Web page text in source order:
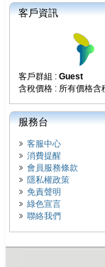
客戶資訊
客戶群組 : Guest
含稅價格 : 所有價格含
服務台
客服中心
消費提醒
會員服務條款
隱私權政策
免責聲明
綠色宣言
聯絡我們